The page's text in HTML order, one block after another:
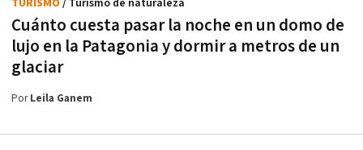
Cuánto cuesta pasar la noche en un domo de
lujo en la Patagonia y dormir a metros de un
glaciar
TURISMO / Turismo de naturaleza
PorLeila Ganem